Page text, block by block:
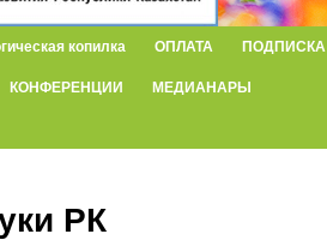
копилка ОПЛАТА ПОДПИСКА
КОНФЕРЕНЦИИ МЕДИАНАРЫ
РК